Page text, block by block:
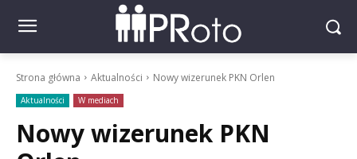
Strona główna Aktualności Nowy wizerunek PKN Orlen
Aktualności W mediach
Nowy wizerunek PKN